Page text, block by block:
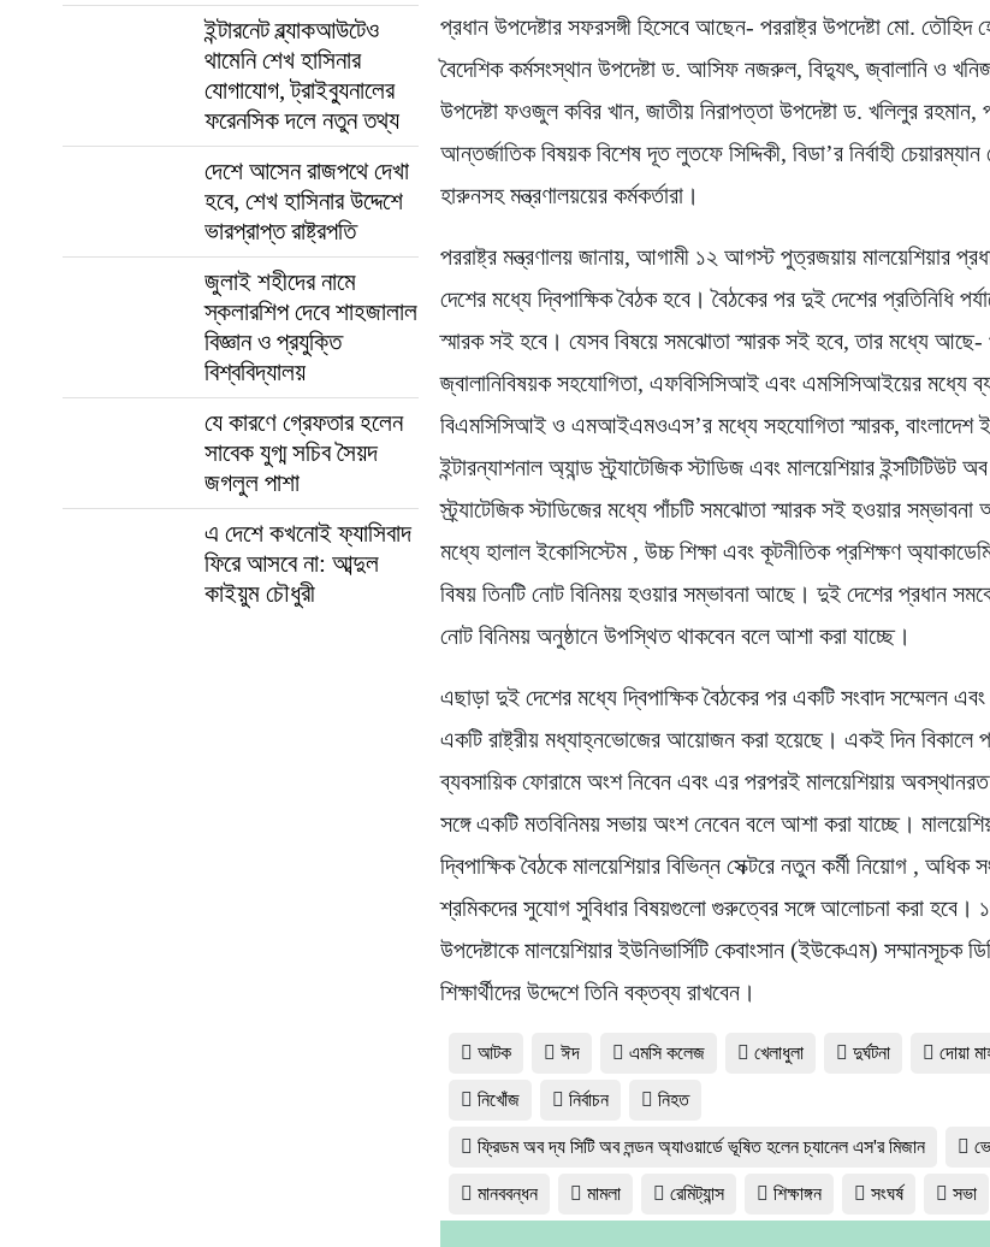
ইন্টারনেট ব্ল্যাকআউটেও
থামেনি শেখ হাসিনার
যোগাযোগ, ট্রাইব্যুনালের
ফরেনসিক দলে নতুন তথ্য
দেশে আসেন রাজপথে দেখা
হবে, শেখ হাসিনার উদ্দেশে
ভারপ্রাপ্ত রাষ্ট্রপতি
জুলাই শহীদের নামে
স্কলারশিপ দেবে শাহজালাল
বিজ্ঞান ও প্রযুক্তি
বিশ্ববিদ্যালয়
যে কারণে গ্রেফতার হলেন
সাবেক যুগ্ম সচিব সৈয়দ
জগলুল পাশা
এ দেশে কখনোই ফ্যাসিবাদ
ফিরে আসবে না: আব্দুল
কাইয়ুম চৌধুরী
প্রধান উপদেষ্টার সফরসঙ্গী হিসেবে আছেন- পররাষ্ট্র উপদেষ্টা মো.
বৈদেশিক কর্মসংস্থান উপদেষ্টা ড. আসিফ নজরুল, বিদ্যুৎ, জ্বালানি ও
উপদেষ্টা ফওজুল কবির খান, জাতীয় নিরাপত্তা উপদেষ্টা ড. খলিলুর রহমান,
আন্তর্জাতিক বিষয়ক বিশেষ দূত লুতফে সিদ্দিকী, বিডা’র নির্বাহী
হারুনসহ মন্ত্রণালয়য়ের কর্মকর্তারা।
পররাষ্ট্র মন্ত্রণালয় জানায়, আগামী ১২ আগস্ট পুত্রজয়ায় মালয়েশিয়ার
দেশের মধ্যে দ্বিপাক্ষিক বৈঠক হবে। বৈঠকের পর দুই দেশের প্রতিনিধি
স্মারক সই হবে। যেসব বিষয়ে সমঝোতা স্মারক সই হবে, তার মধ্যে আছে-
জ্বালানিবিষয়ক সহযোগিতা, এফবিসিসিআই এবং এমসিসিআইয়ের মধ্যে
বিএমসিসিআই ও এমআইএমওএস’র মধ্যে সহযোগিতা স্মারক, বাংলাদেশ
ইন্টারন্যাশনাল অ্যান্ড স্ট্র্যাটেজিক স্টাডিজ এবং মালয়েশিয়ার ইন্সটিটিউট
স্ট্র্যাটেজিক স্টাডিজের মধ্যে পাঁচটি সমঝোতা স্মারক সই হওয়ার
মধ্যে হালাল ইকোসিস্টেম , উচ্চ শিক্ষা এবং কূটনীতিক প্রশিক্ষণ
বিষয় তিনটি নোট বিনিময় হওয়ার সম্ভাবনা আছে। দুই দেশের প্রধান
নোট বিনিময় অনুষ্ঠানে উপস্থিত থাকবেন বলে আশা করা যাচ্ছে।
এছাড়া দুই দেশের মধ্যে দ্বিপাক্ষিক বৈঠকের পর একটি সংবাদ সম্মেলন এবং
একটি রাষ্ট্রীয় মধ্যাহ্নভোজের আয়োজন করা হয়েছে। একই দিন বিকালে
ব্যবসায়িক ফোরামে অংশ নিবেন এবং এর পরপরই মালয়েশিয়ায় অবস্থানরত
সঙ্গে একটি মতবিনিময় সভায় অংশ নেবেন বলে আশা করা যাচ্ছে।
দ্বিপাক্ষিক বৈঠকে মালয়েশিয়ার বিভিন্ন সেক্টরে নতুন কর্মী নিয়োগ , অধিক
শ্রমিকদের সুযোগ সুবিধার বিষয়গুলো গুরুত্বের সঙ্গে আলোচনা করা
উপদেষ্টাকে মালয়েশিয়ার ইউনিভার্সিটি কেবাংসান (ইউকেএম) সম্মানসূচক
শিক্ষার্থীদের উদ্দেশে তিনি বক্তব্য রাখবেন।
আটক ঈদ এমসি কলেজ খেলাধুলা দুর্ঘটনা দোয়া
নিখোঁজ নির্বাচন নিহত
ফ্রিডম অব দ্য সিটি অব লন্ডন অ্যাওয়ার্ডে ভূষিত হলেন চ্যানেল এস'র মিজান
মানববন্ধন মামলা রেমিট্যান্স শিক্ষাঙ্গন সংঘর্ষ সভা